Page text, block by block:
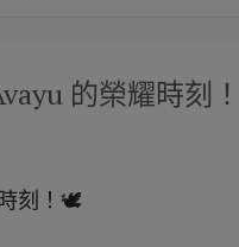
的榮耀時刻！
刻！🕊️